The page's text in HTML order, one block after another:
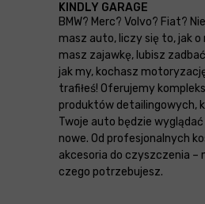
KINDLY GARAGE
BMW? Merc? Volvo? Fiat?
masz auto, liczy się to, jak o
masz zajawkę, lubisz
jak my, kochasz
trafiłeś! Oferujemy
produktów detailingowych,
Twoje auto będzie
nowe. Od profesjonalnych
akcesoria do czyszczenia –
czego potrzebujesz.